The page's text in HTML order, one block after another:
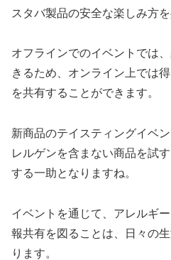
スタバ製品の安全な楽しみ方
オフラインでのイベントでは
きるため、オンライン上では
を共有することができます。
新商品のテイスティングイベ
レルゲンを含まない商品を試
する一助となりますね。
イベントを通じて、アレルギ
報共有を図ることは、日々の
ります。